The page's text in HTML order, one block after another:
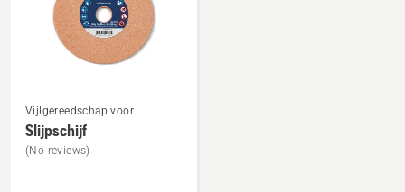
meer
details
over
Vijlgereedschap voor
kettingzagen
Slijpschijf
(No reviews)